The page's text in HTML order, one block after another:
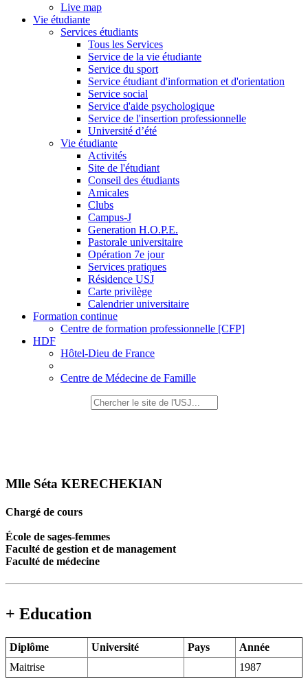
Live map
Vie étudiante
Services étudiants
Tous les Services
Service de la vie étudiante
Service du sport
Service étudiant d'information et d'orientation
Service social
Service d'aide psychologique
Service de l'insertion professionnelle
Université d’été
Vie étudiante
Activités
Site de l'étudiant
Conseil des étudiants
Amicales
Clubs
Campus-J
Generation H.O.P.E.
Pastorale universitaire
Opération 7e jour
Services pratiques
Résidence USJ
Carte privilège
Calendrier universitaire
Formation continue
Centre de formation professionnelle [CFP]
HDF
Hôtel-Dieu de France
Centre de Médecine de Famille
Mlle Séta KERECHEKIAN
Chargé de cours
École de sages-femmes
Faculté de gestion et de management
Faculté de médecine
+ Education
Diplôme Université Pays
Année
Maitrise
1987